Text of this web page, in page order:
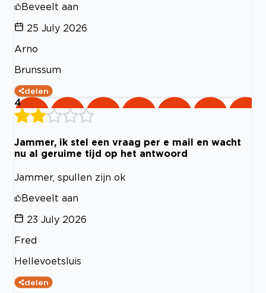
Beveelt aan
25 July 2026
Arno
Brunssum
delen
4
Jammer, ik stel een vraag per e mail en wacht
nu al geruime tijd op het antwoord
Jammer, spullen zijn ok
Beveelt aan
23 July 2026
Fred
Hellevoetsluis
delen